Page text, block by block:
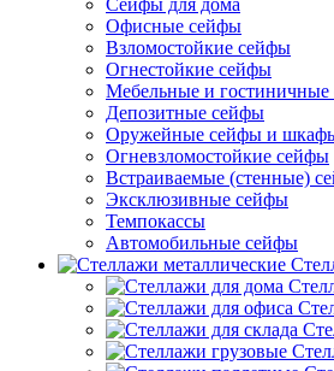
Сейфы для дома
Офисные сейфы
Взломостойкие сейфы
Огнестойкие сейфы
Мебельные и
Депозитные сейфы
Оружейные сейфы и
Огневзломостойкие сейфы
Встраиваемые (стенные)
Эксклюзивные сейфы
Темпокассы
Автомобильные сейфы